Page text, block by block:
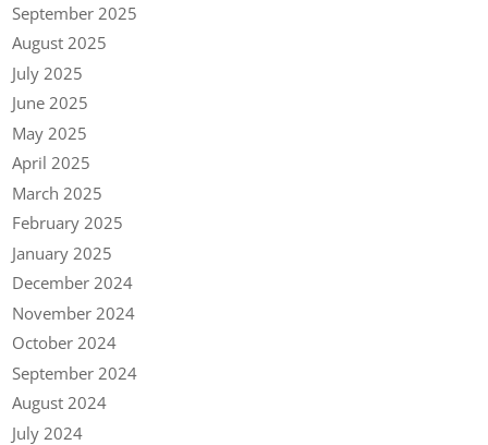
September 2025
August 2025
July 2025
June 2025
May 2025
April 2025
March 2025
February 2025
January 2025
December 2024
November 2024
October 2024
September 2024
August 2024
July 2024